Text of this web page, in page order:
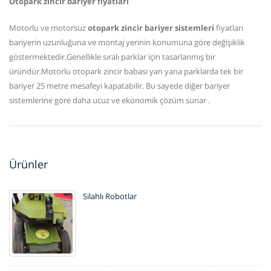
Motorlu ve motorsuzotopark zincir bariyer sistemleri fiyatları
bariyerin uzunluğuna ve montaj yerinin konumuna göre değişiklik
göstermektedir.Genellikle sıralı parklar için tasarlanmış bir
üründür.Motorlu otopark zincir babası yan yana parklarda tek bir
bariyer 25 metre mesafeyi kapatabilir. Bu sayede diğer bariyer
sistemlerine göre daha ucuz ve ekonomik çözüm sunar .
Ürünler
Silahlı Robotlar